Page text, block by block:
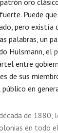
oro
Puede
pero existía
palabras, un
Hulsmann, el
entre
de sus
en
de 1880,
en todo